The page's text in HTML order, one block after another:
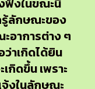
ฟังในขณะนี้
รู้ลักษณะของ
อาการต่าง ๆ
าเกิดได้ยิน
กิดขึ้น เพราะ
งในลักษณะ